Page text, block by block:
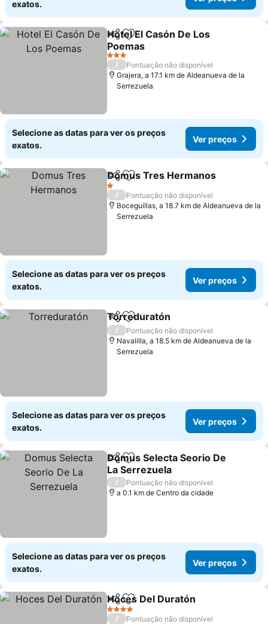
exatos.
PartilharAdicionar aos favoritos
Hotel El Casón De Los
Poemas
Ver preços
3 Estrelas
/
Pontuação não disponível
Grajera, a 17.1 km de Aldeanueva de la
Serrezuela
Selecione as datas para ver os preços
exatos.
Ver preços
PartilharAdicionar aos favoritos
Domus Tres Hermanos
1 Estrelas
/
Pontuação não disponível
Boceguillas, a 18.7 km de Aldeanueva de la
Serrezuela
Selecione as datas para ver os preços
exatos.
Ver preços
PartilharAdicionar aos favoritos
Torreduratón
/
Pontuação não disponível
Navalilla, a 18.5 km de Aldeanueva de la
Serrezuela
Selecione as datas para ver os preços
exatos.
Ver preços
PartilharAdicionar aos favoritos
Domus Selecta Seorio De
La Serrezuela
Ver preços
/
Pontuação não disponível
a 0.1 km de Centro da cidade
Selecione as datas para ver os preços
exatos.
Ver preços
PartilharAdicionar aos favoritos
Hoces Del Duratón
4 Estrelas
/
Pontuação não disponível